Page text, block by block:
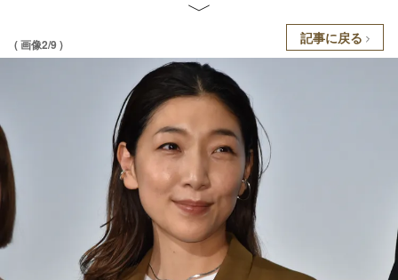
( 画像2/9 ) 記事に戻る